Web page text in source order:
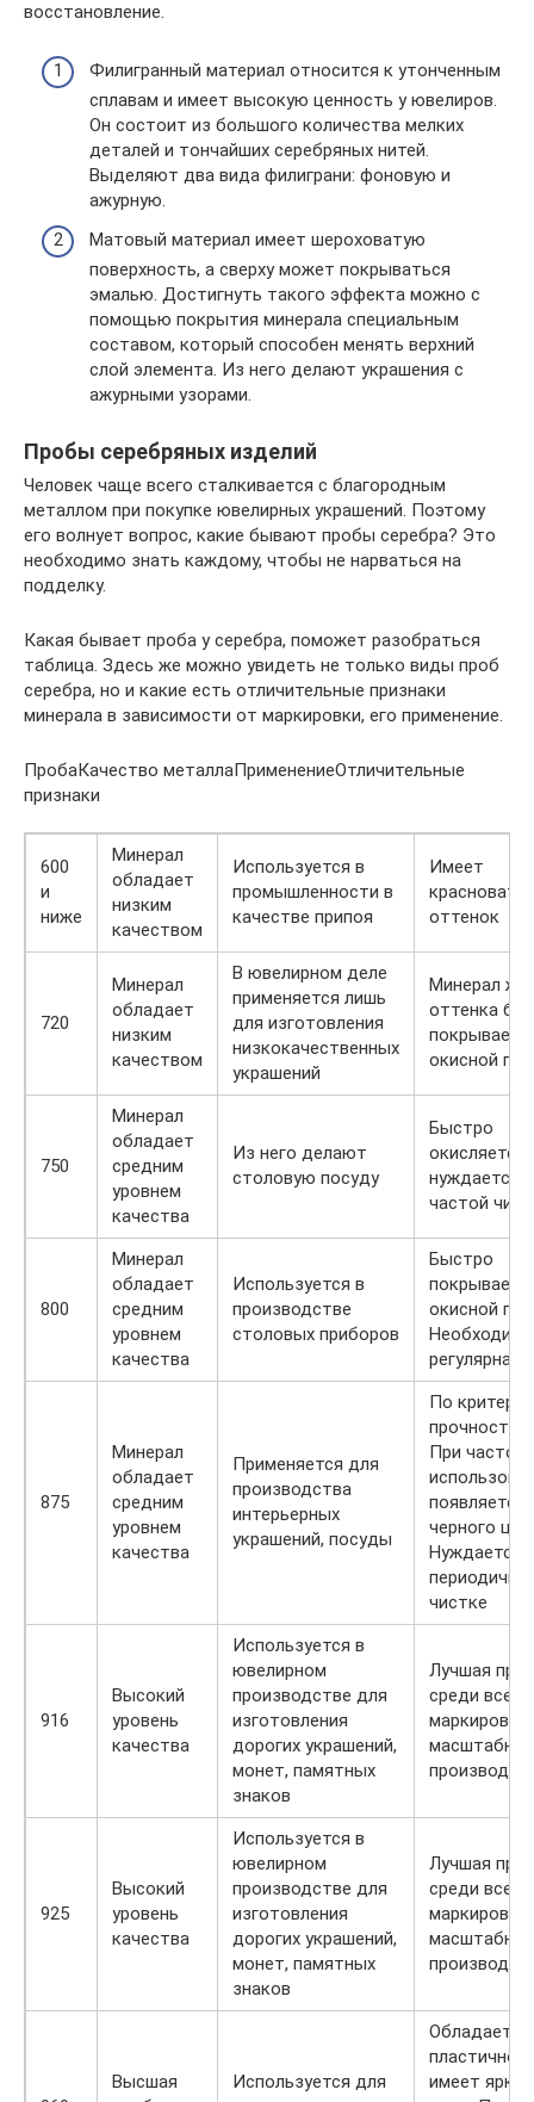
восстановление.
Филигранный материал относится к утонченным
сплавам и имеет высокую ценность у ювелиров.
Он состоит из большого количества мелких
деталей и тончайших серебряных нитей.
Выделяют два вида филиграни: фоновую и
ажурную.
Матовый материал имеет шероховатую
поверхность, а сверху может покрываться
эмалью. Достигнуть такого эффекта можно с
помощью покрытия минерала специальным
составом, который способен менять верхний
слой элемента. Из него делают украшения с
ажурными узорами.
Пробы серебряных изделий
Человек чаще всего сталкивается с благородным
металлом при покупке ювелирных украшений. Поэтому
его волнует вопрос, какие бывают пробы серебра? Это
необходимо знать каждому, чтобы не нарваться на
подделку.
Какая бывает проба у серебра, поможет разобраться
таблица. Здесь же можно увидеть не только виды проб
серебра, но и какие есть отличительные признаки
минерала в зависимости от маркировки, его применение.
ПробаКачество металлаПрименениеОтличительные
признаки
600
и
ниже
Минерал
обладает
низким
качеством
Используется в
промышленности в
качестве припоя
Имеет
оттенок
720
Минерал
обладает
низким
качеством
В ювелирном деле
применяется лишь
для изготовления
низкокачественных
украшений
Минерал
оттенка
окисной
750
Минерал
обладает
средним
уровнем
качества
Из него делают
столовую посуду
Быстро
окисляется,
нуждается в
частой
800
Минерал
обладает
средним
уровнем
качества
Используется в
производстве
столовых приборов
Быстро
окисной
Необходима
регулярная
875
Минерал
обладает
средним
уровнем
качества
Применяется для
производства
интерьерных
украшений, посуды
По
прочности
При частом
появляется
черного
Нуждается
чистке
916
Высокий
уровень
качества
Используется в
ювелирном
производстве для
изготовления
дорогих украшений,
монет, памятных
знаков
Лучшая
среди всех
маркировок
925
Высокий
уровень
качества
Используется в
ювелирном
производстве для
изготовления
дорогих украшений,
монет, памятных
знаков
Лучшая
среди всех
маркировок
Высшая
Используется для
Обладает
имеет